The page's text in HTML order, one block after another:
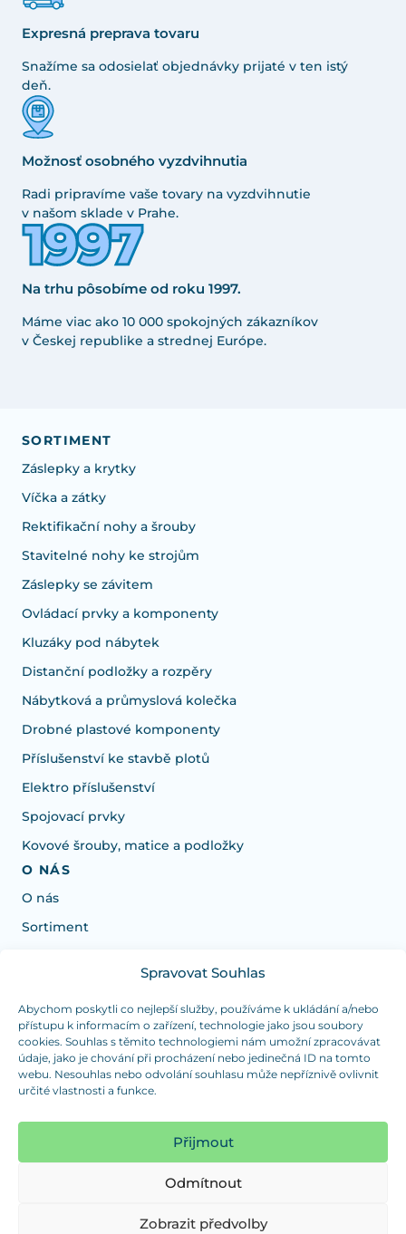
Spravovat Souhlas
Abychom poskytli co nejlepší služby, používáme k ukládání a/nebo
přístupu k informacím o zařízení, technologie jako jsou soubory
cookies. Souhlas s těmito technologiemi nám umožní zpracovávat
údaje, jako je chování při procházení nebo jedinečná ID na tomto
webu. Nesouhlas nebo odvolání souhlasu může nepříznivě ovlivnit
určité vlastnosti a funkce.
Přijmout
Odmítnout
Zobrazit předvolby
Expresná preprava tovaru
Snažíme sa odosielať objednávky prijaté v ten istý
deň.
Možnosť osobného vyzdvihnutia
Radi pripravíme vaše tovary na vyzdvihnutie
v našom sklade v Prahe.
Na trhu pôsobíme od roku 1997.
Máme viac ako 10 000 spokojných zákazníkov
v Českej republike a strednej Európe.
SORTIMENT
Záslepky a krytky
Víčka a zátky
Rektifikační nohy a šrouby
Stavitelné nohy ke strojům
Záslepky se závitem
Ovládací prvky a komponenty
Kluzáky pod nábytek
Distanční podložky a rozpěry
Nábytková a průmyslová kolečka
Drobné plastové komponenty
Příslušenství ke stavbě plotů
Elektro příslušenství
Spojovací prvky
Kovové šrouby, matice a podložky
O NÁS
O nás
Sortiment
Potrebujete poradiť s výberom?
Sme tu pre vás Pondelok-Štvrtok od: 7:30 - 15:30 hod
a Piatok od 7:30 - 14:30 hod
duranplast@duranplast.sk +421 0905 780 862
(platba iba v hotovosti)
Sme tu pre vás Pondelok-Štvrtok od: 7:30 - 15:30 hod